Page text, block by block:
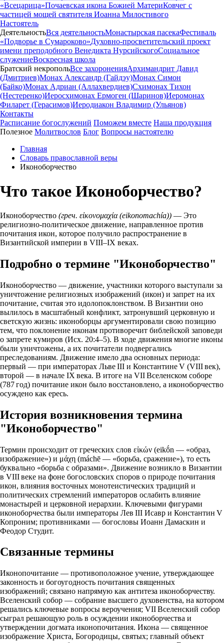
«Всецарица»Почаевская икона Божией МатериКовчег с
частицей мощей святителя Иоанна Милостивого
Настоятель
ДеятельностьВся деятельностьМонастырская пасекаФестиваль
«Подворье в Сумароково»Духовно-просветительский проект
имени преподобного Венедикта НурсийскогоСоциальное
служениеВоскресная школа
Братский некропольВсе захороненияАрхимандрит Давид
(Дмитриев)Монах Александр (Гайдэу)Монах Симон
(Байко)Монах Адриан (Аллахвердиев)Схимонах Тихон
(Нестеренко)Иеросхимонах Ермоген (Шаринов)Иеромонах
Филарет (Герасимов)Иеродиакон Владимир (Ульянов)
Контакты
Расписание богослужений Поможем вместе Наша продукция
Полезное Молитвослов Блог Вопросы настоятелю
Главная
Словарь православной веры
Иконоборчество
Что такое Иконоборчество?
Иконоборчество (греч. εἰκονομαχία (eikonomachía)) — Это
религиозно‑политическое движение, направленное против
почитания икон, которое получило распространение в
Византийской империи в VIII–IX веках.
Подробно о термине "Иконоборчество"
Иконоборчество — движение, участники которого выступали за
уничтожение религиозных изображений (икон) и запрет на их
почитание, считая это идолопоклонством. В Византии оно
вылилось в масштабный конфликт, затронувший церковную и
светскую жизнь: иконоборцы аргументировали свою позицию
тем, что поклонение иконам противоречит библейской заповеди
о запрете кумиров (Исх. 20:4–5). В ходе движения многие иконы
были уничтожены, а их почитатели подвергались
преследованиям. Движение имело два основных периода:
первый — при императорах Льве III и Константине V (VIII век),
второй — в начале IX века. В итоге на VII Вселенском соборе
(787 год) почитание икон было восстановлено, а иконоборчество
осуждено как ересь.
История возникновения термина
"Иконоборчество"
Термин происходит от греческих слов εἰκών (eikṓn — «образ,
изображение») и μάχη (máchē — «борьба, сражение»), то есть
буквально «борьба с образами». Движение возникло в Византии
в VIII веке на фоне богословских споров о природе почитания
икон, влияния восточных монотеистических традиций и
политических стремлений императоров ослабить влияние
монастырей и церковной иерархии. Ключевыми фигурами
иконоборчества были императоры Лев III Исавр и Константин V
Копроним; противниками — богословы Иоанн Дамаскин и
Феодор Студит.
Связанные термины
Иконопочитание — противоположное учение, утверждающее
законность и богоугодность почитания священных
изображений; связано напрямую как антитеза иконоборчеству.
Вселенский собор — собрание высшего духовенства, на котором
решались ключевые вопросы вероучения; VII Вселенский собор
сыграл решающую роль в осуждении иконоборчества и
утверждении догмата иконопочитания. Икона — священное
изображение Христа, Богородицы, святых; главный объект